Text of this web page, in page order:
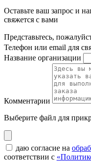
Оставьте ваш запрос и
свяжется с вами
Представьтесь,
Телефон или email для
Название организации
Комментарии
Выберите файл для
даю согласие на
соответствии с